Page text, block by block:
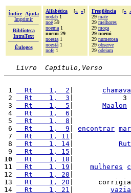
Índice
Ajuda
Imprimir
Biblioteca
IntraText
Èulogos
Alfabética [« »]
nodab 1
noé 59
noema 1
noemi 29
noesta 1
noestã 1
nofe 1
Freqüência [«
29 mate
29 melhores
29 moça
29 noemi
29 numerosa
29 observe
29 odeiam
Livro  Capítulo,Verso
1
  Rt    1,  2
chamava
2
  Rt    1,  3
|            3
3
  Rt    1,  5
Maalon
4
  Rt    1,  6
|
5
  Rt    1,  8
|
6
  Rt    1,  9
encontrar
7
  Rt    1, 11
|
8
  Rt    1, 14
9
  Rt    1, 15
|
10
  Rt    1, 18
|
11
  Rt    1, 19
mulheres
12
  Rt    1, 20
|
13
  Rt    1, 20
|
14
  Rt    1, 21